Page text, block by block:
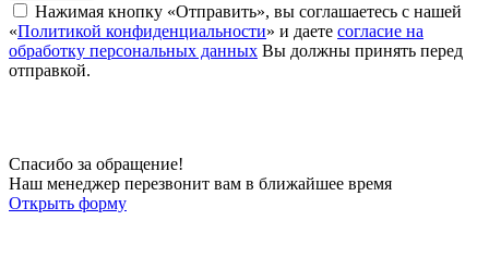
Нажимая кнопку «Отправить», вы соглашаетесь с нашей
«Политикой конфиденциальности» и даете согласие на
обработку персональных данных Вы должны принять перед
отправкой.
Спасибо за обращение!
Наш менеджер перезвонит вам в ближайшее время
Открыть форму